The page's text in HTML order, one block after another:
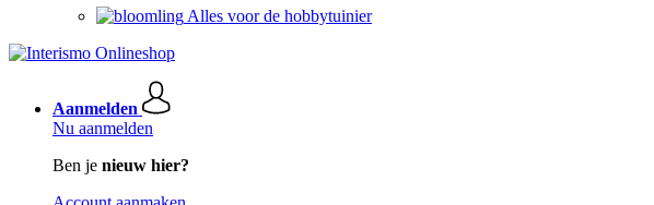
Alles voor de hobbytuinier
Aanmelden
Nu aanmelden
Ben je nieuw hier?